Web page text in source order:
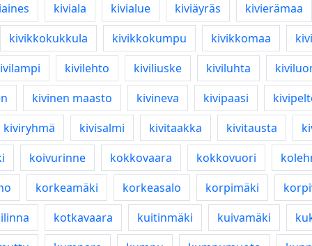
kiviala kivialue kiviäyräs kivierämaa
kivikkokukkula kivikkokumpu kivikkomaa
kivilehto kiviliuske kiviluhta
kivinen maasto kivineva kivipaasi
kiviryhmä kivisalmi kivitaakka kivitausta
koivurinne kokkovaara kokkovuori
korkeamäki korkeasalo korpimäki
kotkavaara kuitinmäki kuivamäki